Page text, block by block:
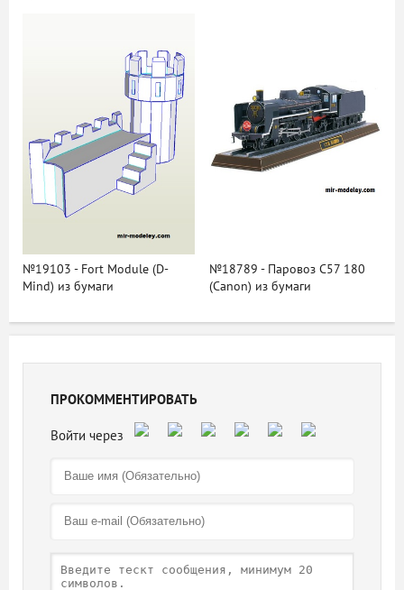
№19103 - Fort Module (D-
Mind) из бумаги
№18789 - Паровоз С57 180
(Canon) из бумаги
ПРОКОММЕНТИРОВАТЬ